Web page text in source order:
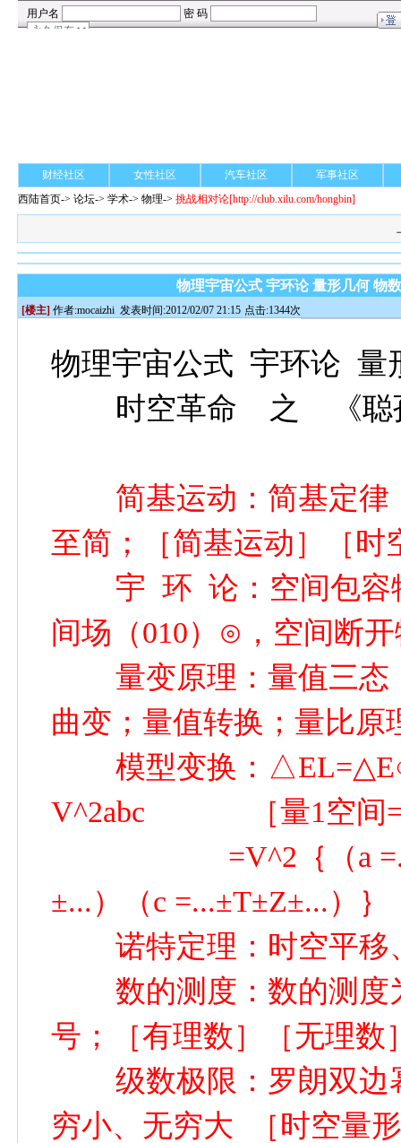
财经社区 女性社区 汽车社区
军事社区
西陆首页->论坛->学术-> 物理->挑战相对论[http://club.xilu.com/hongbin]
物理宇宙公式 宇环论 量形几何 物
[楼主] 作者:mocaizhi 发表时间:2012/02/07 21:15 点击:1344次
物理宇宙公式 宇环论
时空革命 之 《聪
简基运动：简基定律
至简；［简基运动］［时
宇 环 论：空间包容
间场（010）⊙，空间断
量变原理：量值三态
曲变；量值转换；量比原
模型变换：
V^2abc ［量1空间
=V^2｛（a
±...）（c =...±T±Z±...）
诺特定理：时空平移
数的测度：数的测度
号；［有理数］［无理数
级数极限：罗朗双边
穷小、无穷大 ［时空量